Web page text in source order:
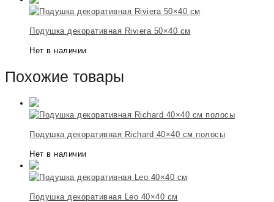
Подушка декоративная Riviera 50×40 см
Нет в наличии
Похожие товары
Подушка декоративная Richard 40×40 см полосы
Нет в наличии
Подушка декоративная Leo 40×40 см